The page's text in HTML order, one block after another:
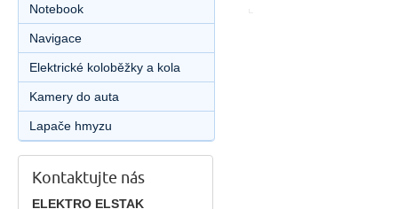
Notebook
Navigace
Elektrické koloběžky a kola
Kamery do auta
Lapače hmyzu
Kontaktujte nás
ELEKTRO ELSTAK